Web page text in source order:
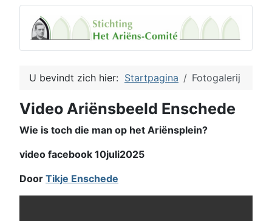
U bevindt zich hier: Startpagina Fotogalerij
Video Ariënsbeeld Enschede
Wie is toch die man op het Ariënsplein?
video facebook 10juli2025
Door Tikje Enschede